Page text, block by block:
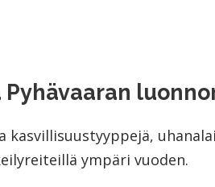
Pyhävaaran
kasvillisuustyyppejä,
ympäri vuoden.